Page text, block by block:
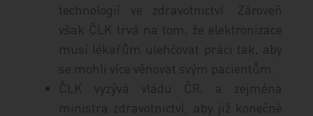
technologií ve zdravotnictví. Zároveň
však ČLK trvá na tom, že elektronizace
musí lékařům ulehčovat práci tak, aby
se mohli více věnovat svým pacientům.
ČLK vyzývá vládu ČR, a zejména
ministra zdravotnictví, aby již konečně